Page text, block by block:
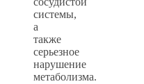
системы,
а
также
серьезное
нарушение
метаболизма.